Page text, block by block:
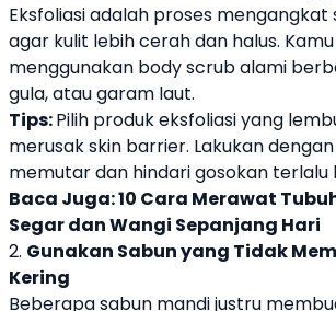
Eksfoliasi adalah proses
agar kulit lebih cerah dan halus.
menggunakan body scrub alami
gula, atau garam laut.
Tips:Pilih produk eksfoliasi yang
merusak skin barrier. Lakukan
memutar dan hindari gosokan terlalu
Baca Juga:10 Cara Merawat
Segar dan Wangi Sepanjang Hari
2. Gunakan Sabun yang Tidak
Kering
Beberapa sabun mandi justru